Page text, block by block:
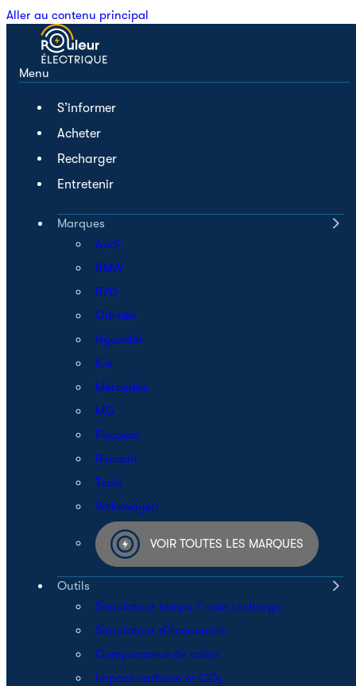
Aller au contenu principal
Menu
S’informer
Acheter
Recharger
Entretenir
Marques
Audi
BMW
BYD
Citroën
Hyundai
Kia
Mercedes
MG
Peugeot
Renault
Tesla
Volkswagen
VOIR TOUTES LES MARQUES
Outils
Simulateur temps / coût recharge
Simulateur d’économies
Comparateur de coûts
Impact carbone et CO₂